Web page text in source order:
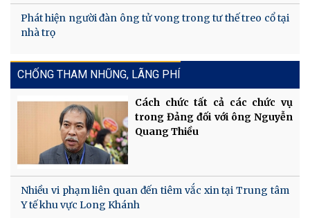
Phát hiện người đàn ông tử vong trong tư thế treo cổ tại
nhà trọ
CHỐNG THAM NHŨNG, LÃNG PHÍ
Cách chức tất cả các chức vụ
trong Đảng đối với ông Nguyễn
Quang Thiều
Nhiều vi phạm liên quan đến tiêm vắc xin tại Trung tâm
Y tế khu vực Long Khánh